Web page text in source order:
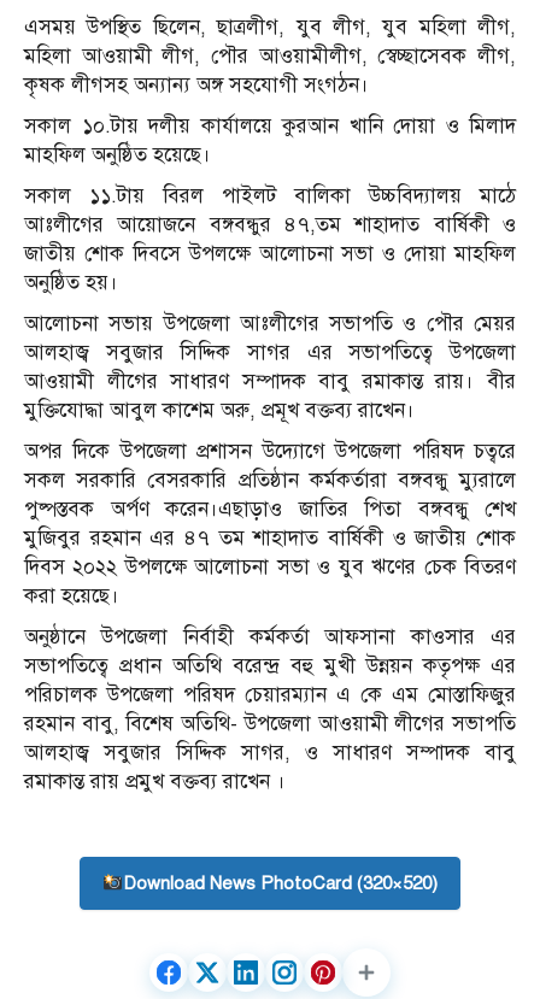
এসময় উপস্থিত ছিলেন, ছাত্রলীগ, যুব লীগ, যুব মহিলা লীগ,
মহিলা আওয়ামী লীগ, পৌর আওয়ামীলীগ, স্বেচ্ছাসেবক লীগ,
কৃষক লীগসহ অন্যান্য অঙ্গ সহযোগী সংগঠন।
সকাল ১০.টায় দলীয় কার্যালয়ে কুরআন খানি দোয়া ও মিলাদ
মাহফিল অনুষ্ঠিত হয়েছে।
সকাল ১১.টায় বিরল পাইলট বালিকা উচ্চবিদ্যালয় মাঠে
আঃলীগের আয়োজনে বঙ্গবন্ধুর ৪৭,তম শাহাদাত বার্ষিকী ও
জাতীয় শোক দিবসে উপলক্ষে আলোচনা সভা ও দোয়া মাহফিল
অনুষ্ঠিত হয়।
আলোচনা সভায় উপজেলা আঃলীগের সভাপতি ও পৌর মেয়র
আলহাজ্ব সবুজার সিদ্দিক সাগর এর সভাপতিত্বে উপজেলা
আওয়ামী লীগের সাধারণ সম্পাদক বাবু রমাকান্ত রায়। বীর
মুক্তিযোদ্ধা আবুল কাশেম অরু, প্রমূখ বক্তব্য রাখেন।
অপর দিকে উপজেলা প্রশাসন উদ্যোগে উপজেলা পরিষদ চত্বরে
সকল সরকারি বেসরকারি প্রতিষ্ঠান কর্মকর্তারা বঙ্গবন্ধু ম্যুরালে
পুষ্পস্তবক অর্পণ করেন।এছাড়াও জাতির পিতা বঙ্গবন্ধু শেখ
মুজিবুর রহমান এর ৪৭ তম শাহাদাত বার্ষিকী ও জাতীয় শোক
দিবস ২০২২ উপলক্ষে আলোচনা সভা ও যুব ঋণের চেক বিতরণ
করা হয়েছে।
অনুষ্ঠানে উপজেলা নির্বাহী কর্মকর্তা আফসানা কাওসার এর
সভাপতিত্বে প্রধান অতিথি বরেন্দ্র বহু মুখী উন্নয়ন কতৃপক্ষ এর
পরিচালক উপজেলা পরিষদ চেয়ারম্যান এ কে এম মোস্তাফিজুর
রহমান বাবু, বিশেষ অতিথি- উপজেলা আওয়ামী লীগের সভাপতি
আলহাজ্ব সবুজার সিদ্দিক সাগর, ও সাধারণ সম্পাদক বাবু
রমাকান্ত রায় প্রমুখ বক্তব্য রাখেন ।
Download News PhotoCard (320×520)